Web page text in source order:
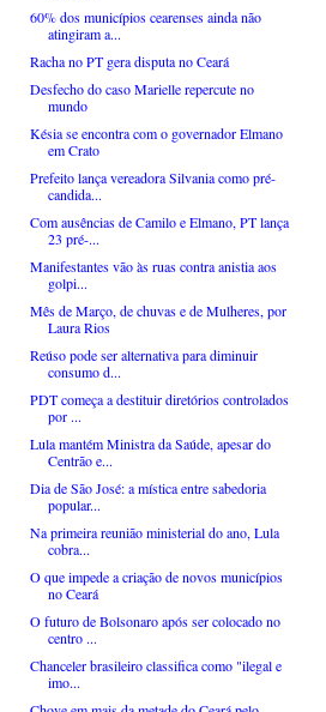
60% dos municípios cearenses ainda não
atingiram a...
Racha no PT gera disputa no Ceará
Desfecho do caso Marielle repercute no
mundo
Késia se encontra com o governador Elmano
em Crato
Prefeito lança vereadora Silvania como pré-
candida...
Com ausências de Camilo e Elmano, PT lança
23 pré-...
Manifestantes vão às ruas contra anistia aos
golpi...
Mês de Março, de chuvas e de Mulheres, por
Laura Rios
Reúso pode ser alternativa para diminuir
consumo d...
PDT começa a destituir diretórios controlados
por ...
Lula mantém Ministra da Saúde, apesar do
Centrão e...
Dia de São José: a mística entre sabedoria
popular...
Na primeira reunião ministerial do ano, Lula
cobra...
O que impede a criação de novos municípios
no Ceará
O futuro de Bolsonaro após ser colocado no
centro ...
Chanceler brasileiro classifica como "ilegal e
imo...